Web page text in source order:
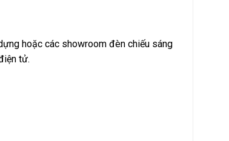
hoặc các showroom đèn chiếu sáng
tử.